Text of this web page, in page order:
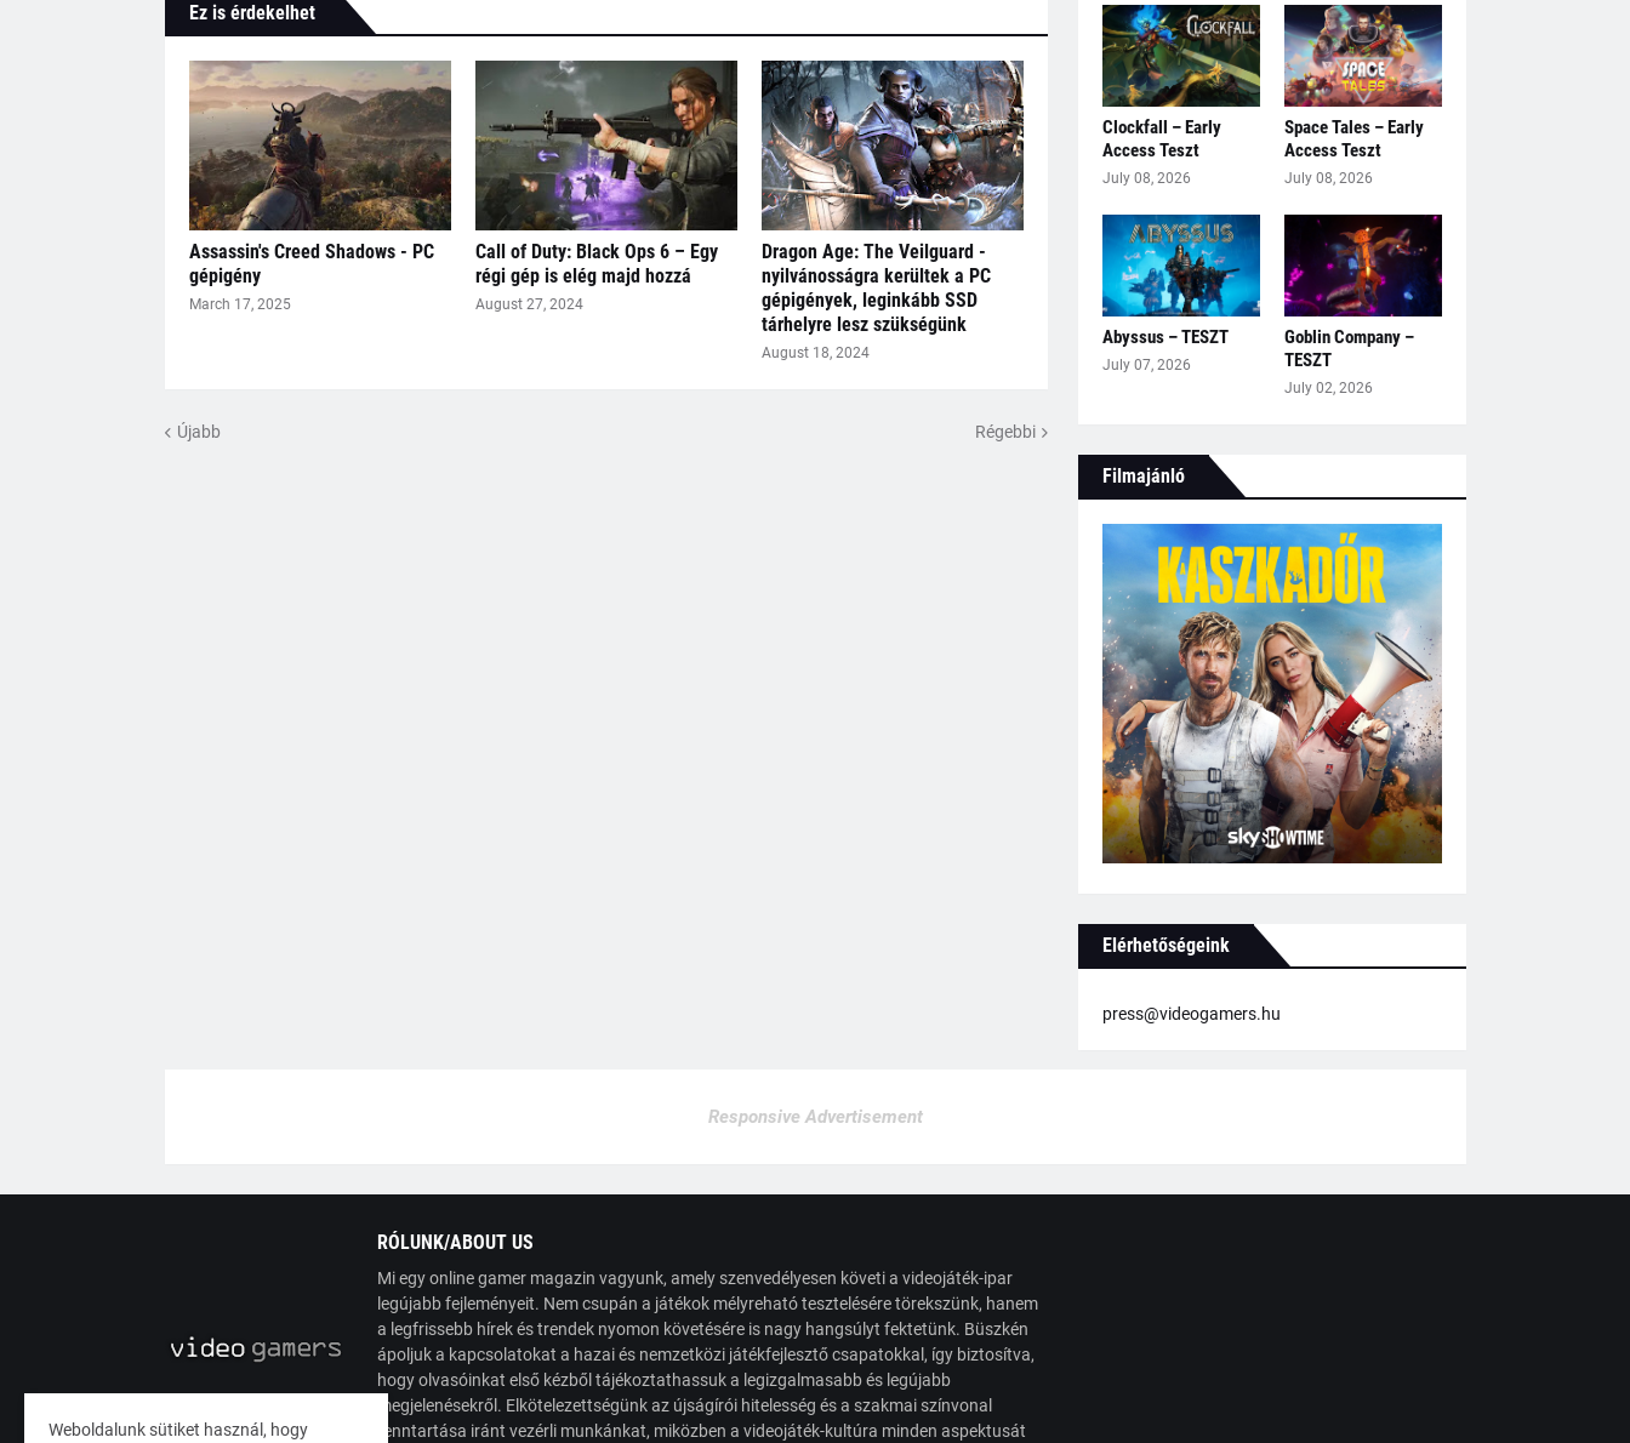
Ez is érdekelhet
Assassin's Creed Shadows - PC
gépigény
March 17, 2025
Call of Duty: Black Ops 6 – Egy
régi gép is elég majd hozzá
August 27, 2024
Dragon Age: The Veilguard -
nyilvánosságra kerültek a PC
gépigények, leginkább SSD
tárhelyre lesz szükségünk
August 18, 2024
Újabb Régebbi
Clockfall – Early
Access Teszt
July 08, 2026
Space Tales – Early
Access Teszt
July 08, 2026
Abyssus – TESZT
July 07, 2026
Goblin Company –
TESZT
July 02, 2026
Filmajánló
Elérhetőségeink
press@videogamers.hu
Responsive Advertisement
RÓLUNK/ABOUT US
Mi egy online gamer magazin vagyunk, amely szenvedélyesen követi a videojáték-ipar
legújabb fejleményeit. Nem csupán a játékok mélyreható tesztelésére törekszünk, hanem
a legfrissebb hírek és trendek nyomon követésére is nagy hangsúlyt fektetünk. Büszkén
ápoljuk a kapcsolatokat a hazai és nemzetközi játékfejlesztő csapatokkal, így biztosítva,
hogy olvasóinkat első kézből tájékoztathassuk a legizgalmasabb és legújabb
megjelenésekről. Elkötelezettségünk az újságírói hitelesség és a szakmai színvonal
fenntartása iránt vezérli munkánkat, miközben a videojáték-kultúra minden aspektusát
Weboldalunk sütiket használ, hogy